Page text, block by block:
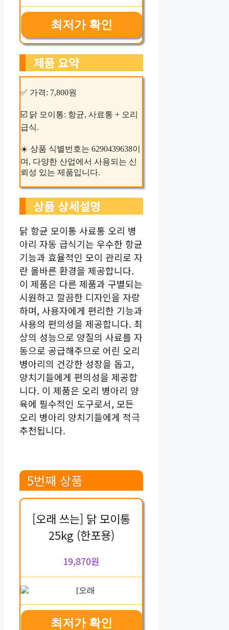
최저가 확인
제품 요약
✅ 가격: 7,800원
☑️ 닭 모이통: 항균, 사료통 + 오리
급식.
☀️ 상품 식별번호는 6290439638이
며, 다양한 산업에서 사용되는 신
뢰성 있는 제품입니다.
상품 상세설명
닭 항균 모이통 사료통 오리 병
아리 자동 급식기는 우수한 항균
기능과 효율적인 모이 관리로 자
란 올바른 환경을 제공합니다.
이 제품은 다른 제품과 구별되는
시원하고 깔끔한 디자인을 자랑
하며, 사용자에게 편리한 기능과
사용의 편의성을 제공합니다. 최
상의 성능으로 양질의 사료를 자
동으로 공급해주므로 어린 오리
병아리의 건강한 성장을 돕고,
양치기들에게 편의성을 제공합
니다. 이 제품은 오리 병아리 양
육에 필수적인 도구로서, 모든
오리 병아리 양치기들에게 적극
추천됩니다.
5번째 상품
[오래 쓰는] 닭 모이통
25kg (한포용)
19,870원
최저가 확인